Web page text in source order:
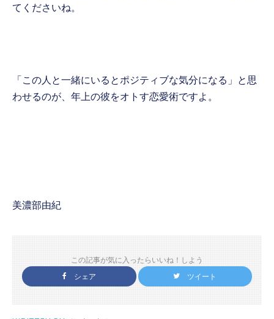
てくださいね。
「この人と一緒にいるとポジティブな気分になる」と思
わせるのが、年上の彼をオトす恋愛術ですよ。
美濃部由紀
この記事が気に入ったらいいね！しよう
シェア
ツイート